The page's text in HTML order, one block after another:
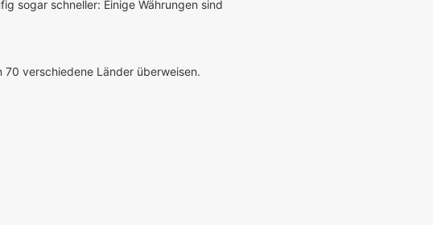
sogar schneller: Einige Währungen sind
70 verschiedene Länder überweisen.